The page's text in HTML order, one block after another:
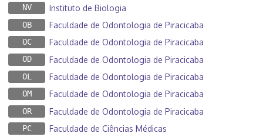
NV Instituto de Biologia
OB Faculdade de Odontologia de Piracicaba
OC Faculdade de Odontologia de Piracicaba
OD Faculdade de Odontologia de Piracicaba
OL Faculdade de Odontologia de Piracicaba
OM Faculdade de Odontologia de Piracicaba
OR Faculdade de Odontologia de Piracicaba
PC Faculdade de Ciências Médicas